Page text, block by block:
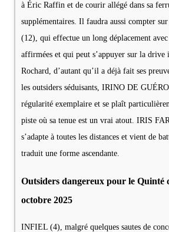
à Éric Raffin et de courir allégé dans sa
supplémentaires. Il faudra aussi compter
(12), qui effectue un long déplacement
affirmées et qui peut s’appuyer sur la drive
Rochard, d’autant qu’il a déjà fait ses
les outsiders séduisants, IRINO DE
régularité exemplaire et se plaît
piste où sa tenue est un vrai atout. IRIS
s’adapte à toutes les distances et vient de
traduit une forme ascendante.
Outsiders dangereux pour le Quinté
octobre 2025
INFIEL (4), malgré quelques sautes de